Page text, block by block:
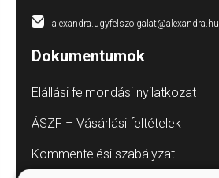
alexandra.ugyfelszolgalat@alexandra.hu
Dokumentumok
Elállási felmondási nyilatkozat
ÁSZF – Vásárlási feltételek
Kommentelési szabályzat